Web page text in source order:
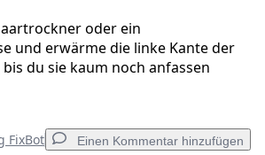
oder ein
und erwärme die linke Kante der
du sie kaum noch anfassen
FixBot Einen Kommentar hinzufügen